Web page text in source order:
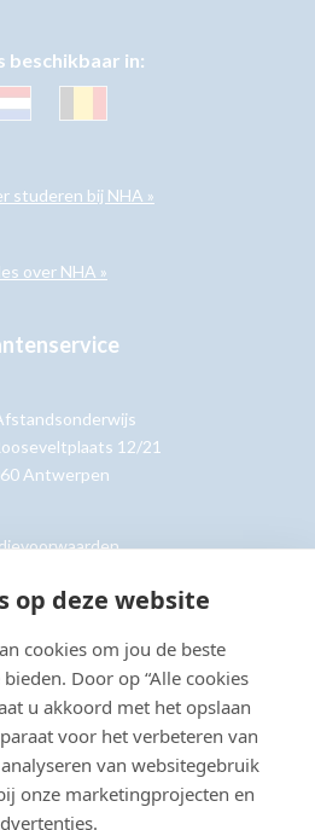
op deze website
cookies om jou de beste
Door op “Alle cookies
u akkoord met het opslaan
voor het verbeteren van
van websitegebruik
onze marketingprojecten en
beschikbaar in:
studeren bij NHA »
over NHA »
12/21
Antwerpen
»
en cookieverklaring
Sitemap